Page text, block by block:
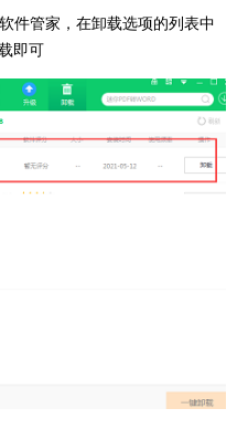
管家，在卸载选项的列表中
即可